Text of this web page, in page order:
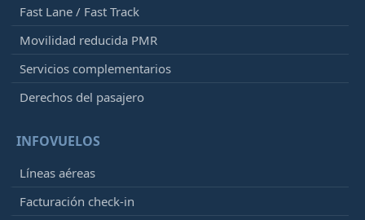
Fast Lane / Fast Track
Movilidad reducida PMR
Servicios complementarios
Derechos del pasajero
INFOVUELOS
Líneas aéreas
Facturación check-in